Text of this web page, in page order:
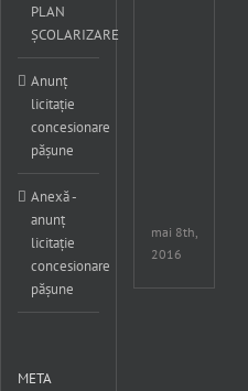
XXXVII-
PLAN
ȘCOLARIZARE
Anunț
licitație
concesionare
pășune
Anexă -
anunț
licitație
concesionare
pășune
META
mai 8th,
2016